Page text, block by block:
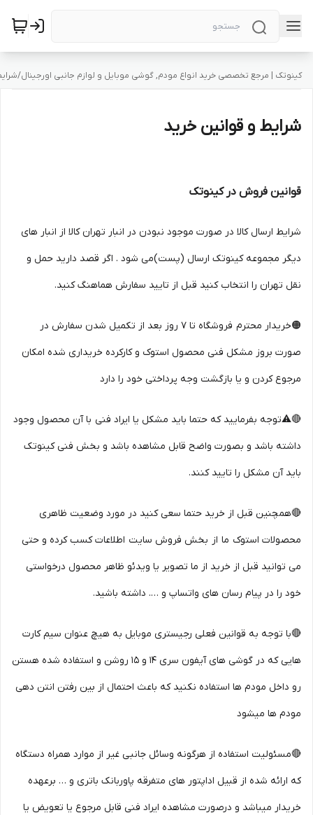
کینوتک | مرجع تخصصی خرید انواع مودم, گوشی موبایل و لوازم جانبی اورجینال/
شرایط و قوانین خرید
قوانین فروش در کینوتک
شرایط ارسال کالا در صورت موجود نبودن در انبار تهران کالا از انبار های
دیگر مجموعه کینوتک ارسال (پست)می شود . اگر قصد دارید حمل و
نقل تهران را انتخاب کنید قبل از تایید سفارش هماهنگ کنید.
🟠خریدار محترم فروشگاه تا 7 روز بعد از تکمیل شدن سفارش در
صورت بروز مشکل فنی محصول استوک و کارکرده خریداری شده امکان
مرجوع کردن و یا بازگشت وجه پرداختی خود را دارد
🔴⚠️توجه بفرمایید که حتما باید مشکل یا ایراد فنی با آن محصول وجود
داشته باشد و بصورت واضح قابل مشاهده باشد و بخش فنی کینوتک
باید آن مشکل را تایید کنند.
🔴همچنین قبل از خرید حتما سعی کنید در مورد وضعیت ظاهری
محصولات استوک ما از بخش فروش سایت اطلاعات کسب کرده و حتی
می توانید قبل از خرید از ما تصویر یا ویدئو ظاهر محصول درخواستی
خود را در پیام رسان های واتساپ و …. داشته باشید.
🔴با توجه به قوانین فعلی رجیستری موبایل به هیچ عنوان سیم کارت
هایی که در گوشی های آیفون سری 14 و 15 روشن و استفاده شده هستن
رو داخل مودم ها استفاده نکنید که باعث احتمال از بین رفتن انتن دهی
مودم ها میشود
🔴مسئولیت استفاده از هرگونه وسائل جانبی غیر از موارد همراه دستگاه
که ارائه شده از قبیل اداپتور های متفرقه پاوربانک باتری و … برعهده
خریدار میباشد و درصورت مشاهده ایراد فنی قابل مرجوع یا تعویض یا